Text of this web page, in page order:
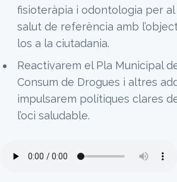
fisioteràpia i odontologia per
salut de referència amb
los a la ciutadania.
Reactivarem el Pla Municipal
Consum de Drogues i altres
impulsarem polítiques clares
l’oci saludable.